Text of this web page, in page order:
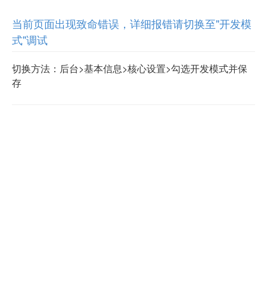
当前页面出现致命错误，详细报错请切换至"开发模
式"调试
切换方法：后台>基本信息>核心设置>勾选开发模式并保
存